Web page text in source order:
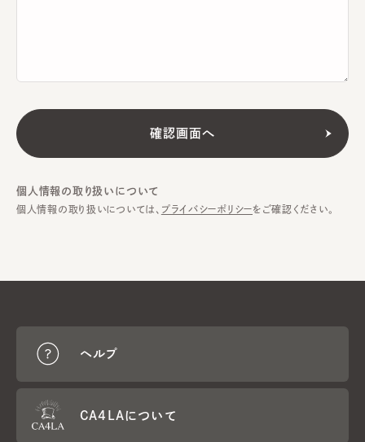
個人情報の取り扱いについて
個人情報の取り扱いについては、 プライバシーポリシーをご確認ください。
ヘルプ
CA4LAについて